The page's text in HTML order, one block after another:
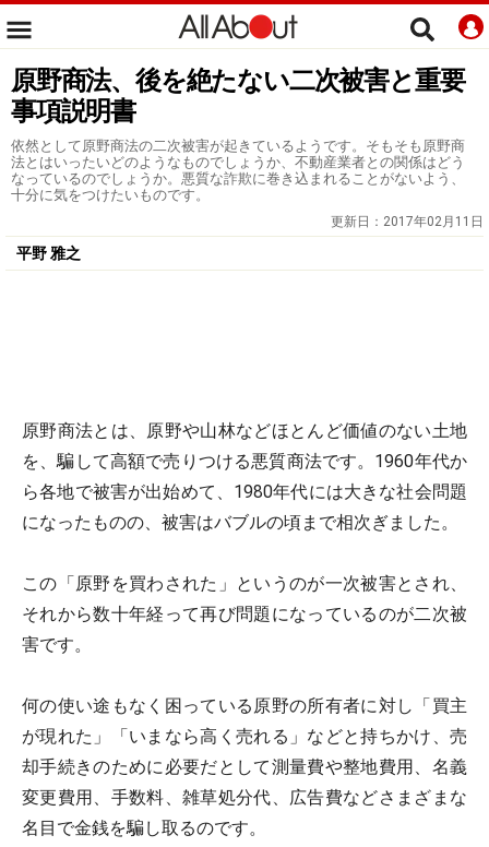
原野商法、後を絶たない二次被害と重要
事項説明書
依然として原野商法の二次被害が起きているようです。そもそも原野商
法とはいったいどのようなものでしょうか、不動産業者との関係はどう
なっているのでしょうか。悪質な詐欺に巻き込まれることがないよう、
十分に気をつけたいものです。
更新日： 2017年02月11日
平野 雅之
原野商法とは、原野や山林などほとんど価値のない土地
を、騙して高額で売りつける悪質商法です。1960年代か
ら各地で被害が出始めて、1980年代には大きな社会問題
になったものの、被害はバブルの頃まで相次ぎました。
この「原野を買わされた」というのが一次被害とされ、
それから数十年経って再び問題になっているのが二次被
害です。
何の使い途もなく困っている原野の所有者に対し「買主
が現れた」「いまなら高く売れる」などと持ちかけ、売
却手続きのために必要だとして測量費や整地費用、名義
変更費用、手数料、雑草処分代、広告費などさまざまな
名目で金銭を騙し取るのです。